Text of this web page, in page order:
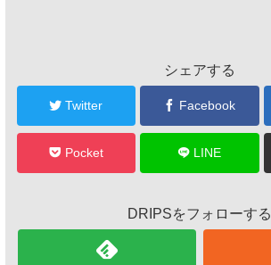
シェアする
Twitter Facebook
Pocket LINE
DRIPSをフォローする